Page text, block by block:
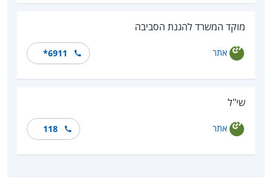
מוקד המשרד להגנת הסביבה
אתר *6911
שי"ל
אתר 118